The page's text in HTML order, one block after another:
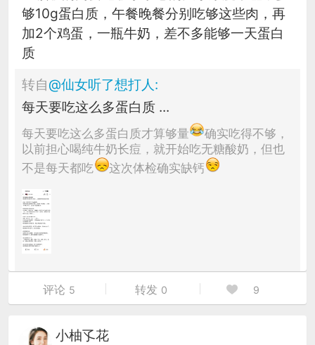
够10g蛋白质，午餐晚餐分别吃够这些肉，再
加2个鸡蛋，一瓶牛奶，差不多能够一天蛋白
质
转自@仙女听了想打人:
每天要吃这么多蛋白质 ...
每天要吃这么多蛋白质才算够量
确实吃得不够，
以前担心喝纯牛奶长痘，就开始吃无糖酸奶，但也
不是每天都吃
这次体检确实缺钙
评论 5 转发 0 9
小柚孓花